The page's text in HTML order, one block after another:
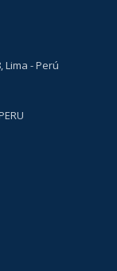
Lima - Perú